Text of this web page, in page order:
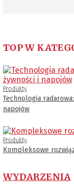
TOP W
Produkty
Technologia
napojów
Produkty
Kompleksowe
WYDARZENIA